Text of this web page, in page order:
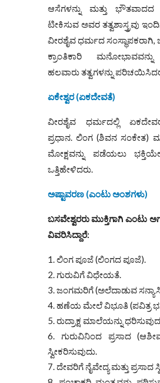
ಆಸೆಗಳನ್ನು ಮತ್ತು ಭೌತವಾದದ
ಟೀಕಿಸುವ ಅವರ ತತ್ವಶಾಸ್ತ್ರವು
ವೀರಶೈವ ಧರ್ಮದ ಸಂಸ್ಥಾಪಕರಾಗಿ,
ಕ್ರಾಂತಿಕಾರಿ
ಹಲವಾರು ತತ್ವಗಳನ್ನು
ಏಕೇಶ್ವರ (ಏಕದೇವತೆ)
ವೀರಶೈವ ಧರ್ಮದಲ್ಲಿ
ಪ್ರಧಾನ. ಲಿಂಗ (ಶಿವನ ಸಂಕೇತ)
ಮೋಕ್ಷವನ್ನು ಪಡೆಯಲು
ಒತ್ತಿಹೇಳಿದರು.
ಅಷ್ಟಾವರಣ (ಎಂಟು ಅಂಶಗಳು)
ಬಸವೇಶ್ವರರು ಮುಕ್ತಿಗಾಗಿ ಎಂಟು
ವಿವರಿಸಿದ್ದಾರೆ:
ಲಿಂಗ ಪೂಜೆ (ಲಿಂಗದ ಪೂಜೆ).
ಗುರುವಿಗೆ ವಿಧೇಯತೆ.
ಜಂಗಮರಿಗೆ (ಅಲೆದಾಡುವ
ಹಣೆಯ ಮೇಲೆ ವಿಭೂತಿ (ಪವಿತ್ರ
ರುದ್ರಾಕ್ಷ ಮಾಲೆಯನ್ನು
ಗುರುವಿನಿಂದ ಪ್ರಸಾದ
ಸ್ವೀಕರಿಸುವುದು.
ದೇವರಿಗೆ ನೈವೇದ್ಯ ಮತ್ತು ಪ್ರಸಾದ